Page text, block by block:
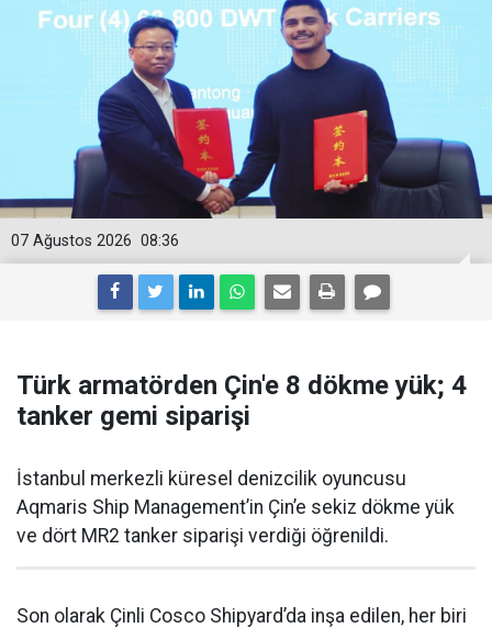
08:36
07 Ağustos 2026
Türk armatörden Çin'e 8 dökme yük; 4
tanker gemi siparişi
İstanbul merkezli küresel denizcilik oyuncusu
Aqmaris Ship Management’in Çin’e sekiz dökme yük
ve dört MR2 tanker siparişi verdiği öğrenildi.
Son olarak Çinli Cosco Shipyard’da inşa edilen, her biri